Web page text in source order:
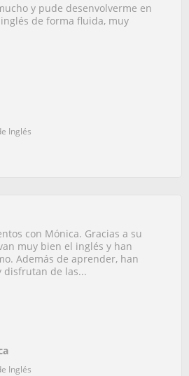
y pude desenvolverme en
de forma fluida, muy
Inglés
con Mónica. Gracias a su
muy bien el inglés y han
Además de aprender, han
disfrutan de las...
Inglés